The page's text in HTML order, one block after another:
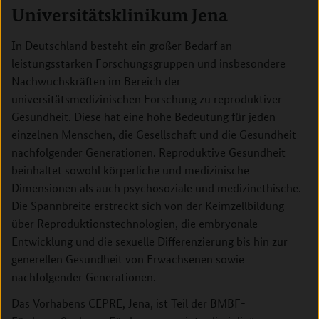
Universitätsklinikum Jena
In Deutschland besteht ein großer Bedarf an
leistungsstarken Forschungsgruppen und insbesondere
Nachwuchskräften im Bereich der
universitätsmedizinischen Forschung zu reproduktiver
Gesundheit. Diese hat eine hohe Bedeutung für jeden
einzelnen Menschen, die Gesellschaft und die Gesundheit
nachfolgender Generationen. Reproduktive Gesundheit
beinhaltet sowohl körperliche und medizinische
Dimensionen als auch psychosoziale und medizinethische.
Die Spannbreite erstreckt sich von der Keimzellbildung
über Reproduktionstechnologien, die embryonale
Entwicklung und die sexuelle Differenzierung bis hin zur
generellen Gesundheit von Erwachsenen sowie
nachfolgender Generationen.
Das Vorhabens CEPRE, Jena, ist Teil der BMBF-